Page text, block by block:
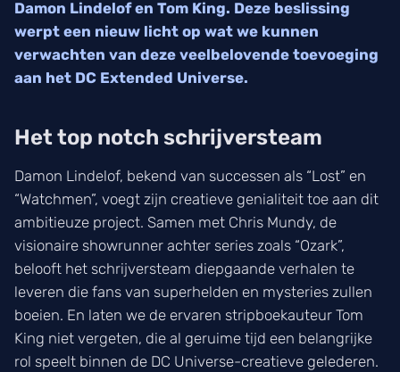
Damon Lindelof en Tom King. Deze beslissing
werpt een nieuw licht op wat we kunnen
verwachten van deze veelbelovende toevoeging
aan het DC Extended Universe.
Het top notch schrijversteam
Damon Lindelof, bekend van successen als “Lost” en
“Watchmen”, voegt zijn creatieve genialiteit toe aan dit
ambitieuze project. Samen met Chris Mundy, de
visionaire showrunner achter series zoals “Ozark”,
belooft het schrijversteam diepgaande verhalen te
leveren die fans van superhelden en mysteries zullen
boeien. En laten we de ervaren stripboekauteur Tom
King niet vergeten, die al geruime tijd een belangrijke
rol speelt binnen de DC Universe-creatieve gelederen.